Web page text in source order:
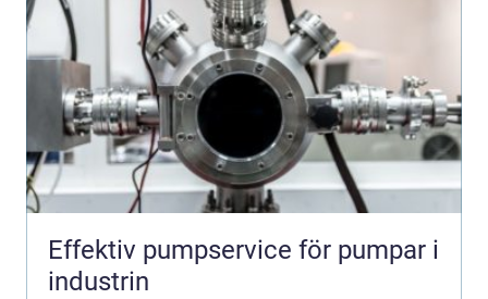
Effektiv pumpservice för pumpar i
industrin